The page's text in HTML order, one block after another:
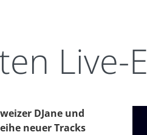
Live-
DJane und
neuer Tracks